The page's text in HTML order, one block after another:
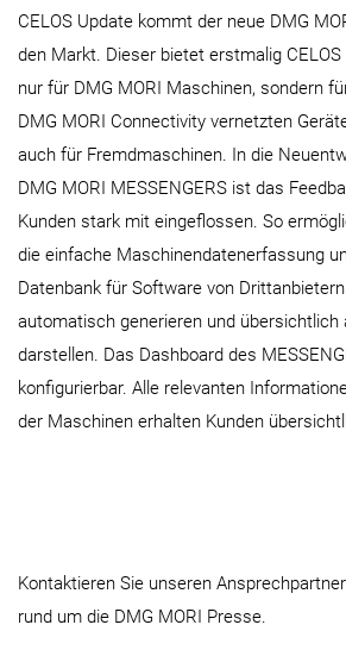
CELOS Update kommt der neue DMG
den Markt. Dieser bietet erstmalig
nur für DMG MORI Maschinen, sondern
DMG MORI Connectivity vernetzten
auch für Fremdmaschinen. In die
DMG MORI MESSENGERS ist das
Kunden stark mit eingeflossen. So
die einfache Maschinendatenerfassung
Datenbank für Software von
automatisch generieren und übersichtlich
darstellen. Das Dashboard des
konfigurierbar. Alle relevanten
der Maschinen erhalten Kunden
Kontaktieren Sie unseren
rund um die DMG MORI Presse.